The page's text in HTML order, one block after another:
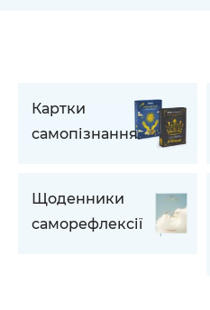
Картки
самопізнання
Щоденники
саморефлексії